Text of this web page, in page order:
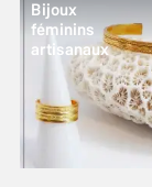
Bijoux
féminins
artisanaux